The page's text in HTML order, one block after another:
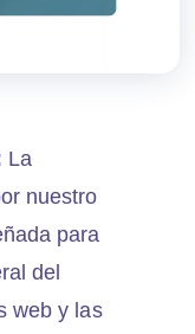
La
nuestro
para
del
web y las